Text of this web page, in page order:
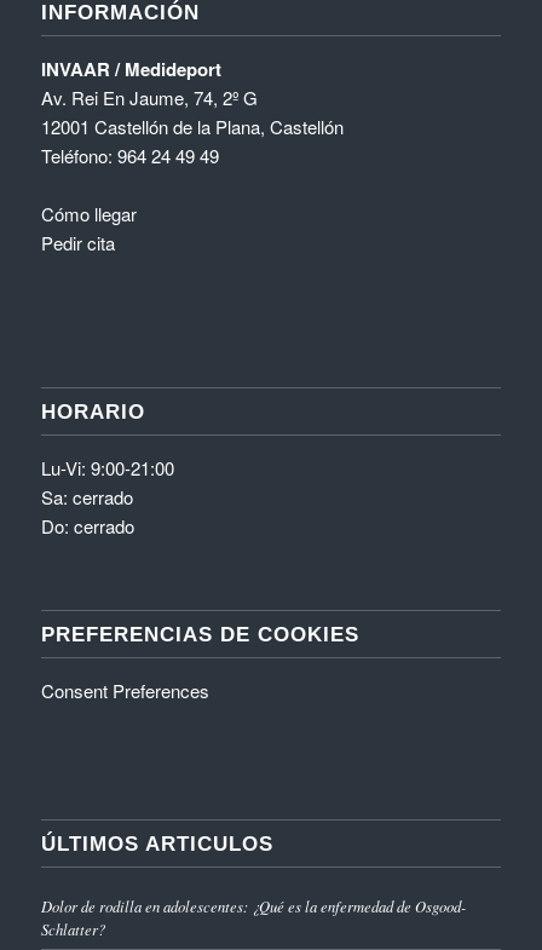
INFORMACIÓN
INVAAR / Medideport
Av. Rei En Jaume, 74, 2º G
12001 Castellón de la Plana, Castellón
Teléfono: 964 24 49 49
Cómo llegar
Pedir cita
HORARIO
Lu-Vi: 9:00-21:00
Sa: cerrado
Do: cerrado
PREFERENCIAS DE COOKIES
Consent Preferences
ÚLTIMOS ARTICULOS
Dolor de rodilla en adolescentes: ¿Qué es la enfermedad de Osgood-
Schlatter?